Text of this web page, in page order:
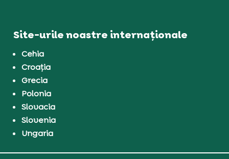
Site-urile noastre internaționale
Cehia
Croația
Grecia
Polonia
Slovacia
Slovenia
Ungaria